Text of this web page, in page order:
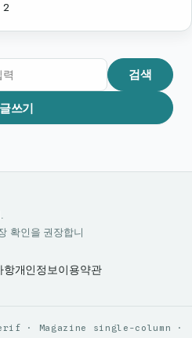
2
검색
글쓰기
확인을 권장합니
항개인정보이용약관
· Magazine single-column ·